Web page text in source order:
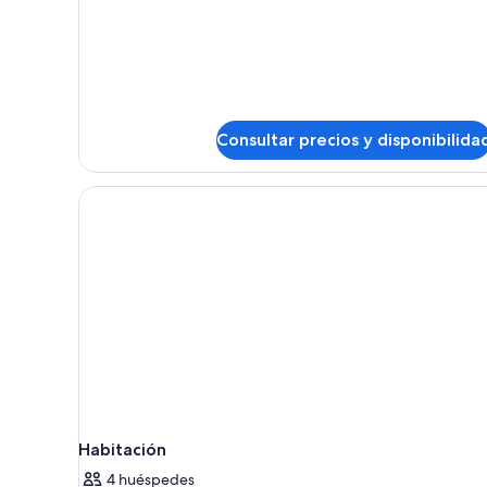
Consultar precios y
Habitación
4 huéspedes